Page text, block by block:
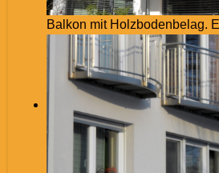
Balkon mit Holzbodenbelag.